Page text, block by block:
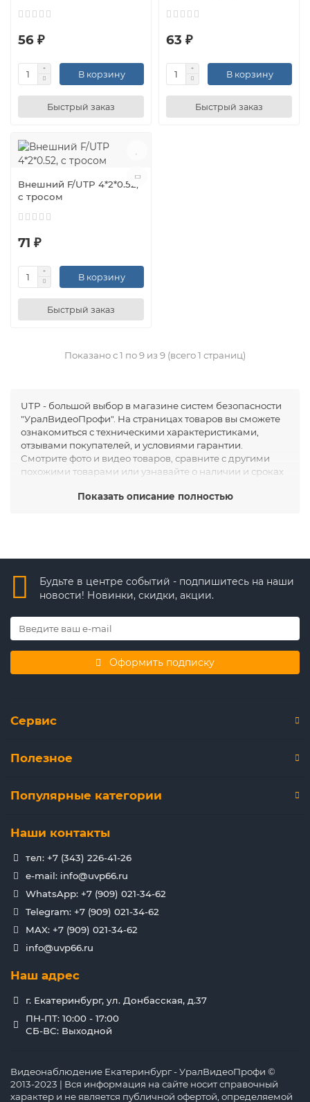
56 ₽
В корзину
Быстрый заказ
63 ₽
В корзину
Быстрый заказ
Внешний F/UTP 4*2*0.52,
c тросом
71 ₽
В корзину
Быстрый заказ
Показано с 1 по 9 из 9 (всего 1 страниц)
UTP - большой выбор в магазине систем безопасности
"УралВидеоПрофи". На страницах товаров вы сможете
ознакомиться с техническими характеристиками,
отзывами покупателей, и условиями гарантии.
Смотрите фото и видео товаров, сравните с другими
похожими товарами или узнавайте о наличии и сроках
"УралВидеоПрофи". Закажите доставку или оформите
Показать описание полностью
Будьте в центре событий - подпишитесь на наши
новости! Новинки, скидки, акции.
Оформить подписку
Сервис
Полезное
Популярные категории
Наши контакты
тел: +7 (343) 226-41-26
e-mail: info@uvp66.ru
WhatsApp: +7 (909) 021-34-62
Telegram: +7 (909) 021-34-62
MAX: +7 (909) 021-34-62
info@uvp66.ru
Наш адрес
г. Екатеринбург, ул. Донбасская, д.37
ПН-ПТ: 10:00 - 17:00
СБ-ВС: Выходной
Видеонаблюдение Екатеринбург - УралВидеоПрофи ©
2013-2023 | Вся информация на сайте носит справочный
характер и не является публичной офертой, определяемой